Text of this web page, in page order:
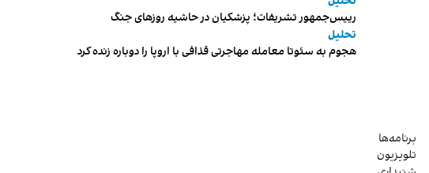
رییس‌جمهور تشریفات؛ پزشکیان در حاشیه روزهای جنگ
تحلیل
هجوم به سئوتا معامله مهاجرتی قذافی با اروپا را دوباره زنده کرد
برنامه‌ها
تلویزیون